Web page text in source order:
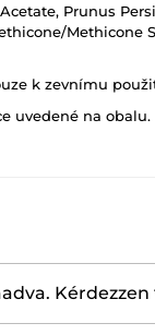
Prunus
Methicone
k zevnímu
uvedené na obalu.